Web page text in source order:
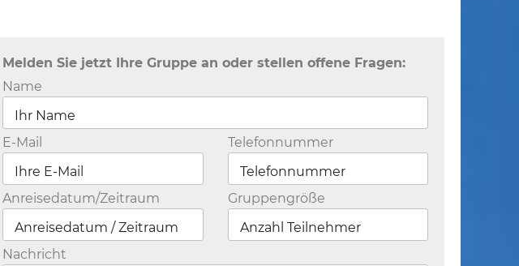
Melden Sie jetzt Ihre Gruppe an oder stellen offene Fragen:
Name
E-Mail Telefonnummer
Anreisedatum/Zeitraum Gruppengröße
Nachricht